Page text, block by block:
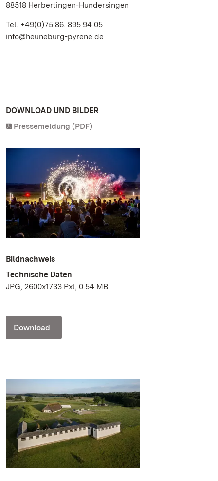
88518 Herbertingen-Hundersingen
Tel. +49(0)75 86. 895 94 05
info@heuneburg-pyrene.de
DOWNLOAD UND BILDER
Pressemeldung (PDF)
Bildnachweis
Technische Daten
JPG, 2600x1733 Pxl, 0.54 MB
Download